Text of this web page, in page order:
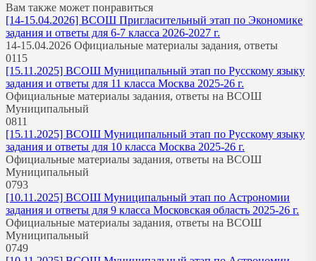
Вам также может понравиться
[14-15.04.2026] ВСОШ Пригласительный этап по Экономике
задания и ответы для 6-7 класса 2026-2027 г.
14-15.04.2026 Официальные материалы задания, ответы
0115
[15.11.2025] ВСОШ Муниципальный этап по Русскому языку
задания и ответы для 11 класса Москва 2025-26 г.
Официальные материалы задания, ответы на ВСОШ
Муниципальный
0811
[15.11.2025] ВСОШ Муниципальный этап по Русскому языку
задания и ответы для 10 класса Москва 2025-26 г.
Официальные материалы задания, ответы на ВСОШ
Муниципальный
0793
[10.11.2025] ВСОШ Муниципальный этап по Астрономии
задания и ответы для 9 класса Московская область 2025-26 г.
Официальные материалы задания, ответы на ВСОШ
Муниципальный
0749